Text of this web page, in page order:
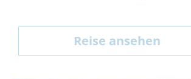
Reise ansehen